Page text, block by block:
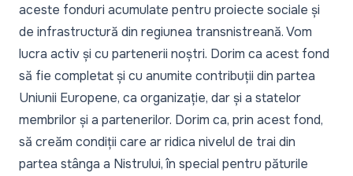
aceste fonduri acumulate pentru proiecte sociale și
de infrastructură din regiunea transnistreană. Vom
lucra activ și cu partenerii noștri. Dorim ca acest fond
să fie completat și cu anumite contribuții din partea
Uniunii Europene, ca organizație, dar și a statelor
membrilor și a partenerilor. Dorim ca, prin acest fond,
să creăm condiții care ar ridica nivelul de trai din
partea stânga a Nistrului, în special pentru păturile